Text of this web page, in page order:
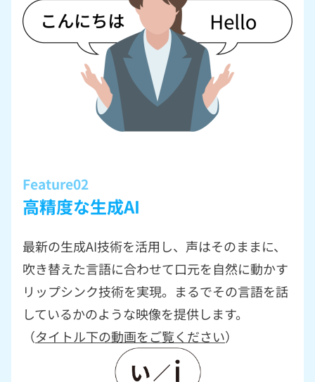
Feature02
高精度な生成AI
最新の生成AI技術を活用し、声はそのままに、
吹き替えた言語に合わせて口元を自然に動かす
リップシンク技術を実現。まるでその言語を話
しているかのような映像を提供します。
（タイトル下の動画をご覧ください）